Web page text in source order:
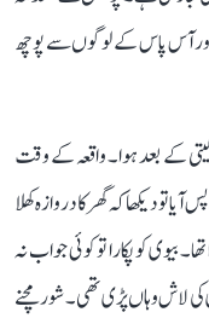
آس پاس کے لوگوں سے پوچھ
کے بعد ہوا۔ واقعہ کے وقت
تو دیکھا کہ گھر کا دروازہ کھلا
بیوی کو پکارا تو کوئی جواب نہ
کی لاش وہاں پڑی تھی۔ شور مچنے